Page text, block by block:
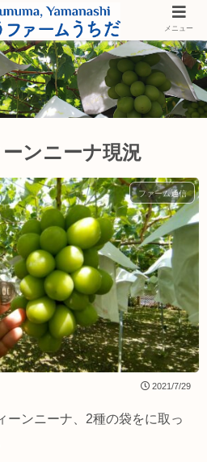
ンニーナ現況
ファーム通信
2021/7/29
ーンニーナ、2種の袋をに取っ
メニュー